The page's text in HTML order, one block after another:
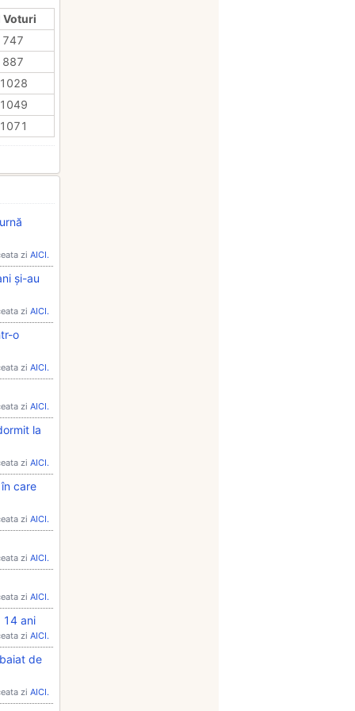
Voturi
747
887
1028
1049
1071
zi AICI.
și-au
zi AICI.
o
zi AICI.
zi AICI.
la
zi AICI.
care
zi AICI.
zi AICI.
zi AICI.
14 ani
zi AICI.
de
zi AICI.